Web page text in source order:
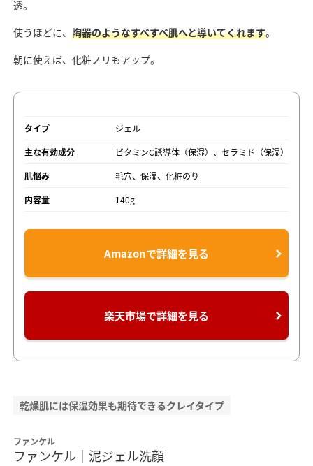
透。
使うほどに、 陶器のようなすべすべ肌へと導いてくれます。
朝に使えば、化粧ノリもアップ。
タイプ
ジェル
主な有効成分
ビタミンC誘導体（保湿）、セラミド（保湿）
肌悩み
毛穴、保湿、化粧のり
内容量
140g
Amazonで詳細を見る
楽天市場で詳細を見る
乾燥肌には保湿効果も期待できるクレイタイプ
ファンケル
ファンケル｜泥ジェル洗顔